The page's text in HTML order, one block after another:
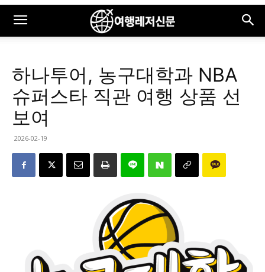
하나투어, 농구대학과 NBA
슈퍼스타 직관 여행 상품 선
보여
2026-02-19